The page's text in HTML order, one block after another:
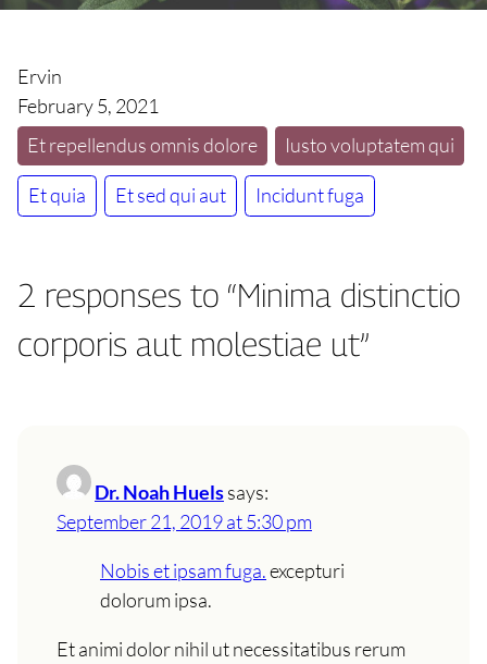
Ervin
February 5, 2021
Et repellendus omnis dolore
Iusto voluptatem qui
Et quia Et sed qui aut Incidunt fuga
2 responses to “Minima distinctio
corporis aut molestiae ut”
Dr. Noah Huelssays:
September 21, 2019 at 5:30 pm
Nobis et ipsam fuga.excepturi
dolorum ipsa.
Et animi dolor nihil ut necessitatibus rerum